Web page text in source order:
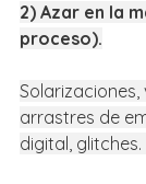
2) Azar en la
proceso).
arrastres de
digital, glitches.